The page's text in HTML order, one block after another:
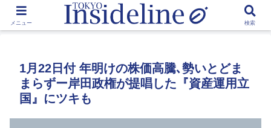
by Toshikawa Takao
1月22日付 年明けの株価高騰､勢いとどま
まらずー岸田政権が提唱した『資産運用立
国』にツキも
メニュー 検索